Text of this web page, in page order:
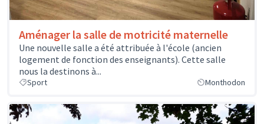
Aménager la salle de motricité maternelle
Une nouvelle salle a été attribuée à l'école (ancien
logement de fonction des enseignants). Cette salle
nous la destinons à...
Sport Monthodon